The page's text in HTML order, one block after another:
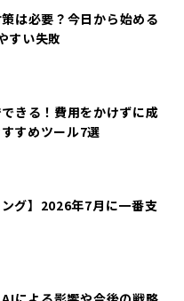
は必要？今日から始める
すい失敗
きる！費用をかけずに成
すめツール7選
ング】2026年7月に一番支